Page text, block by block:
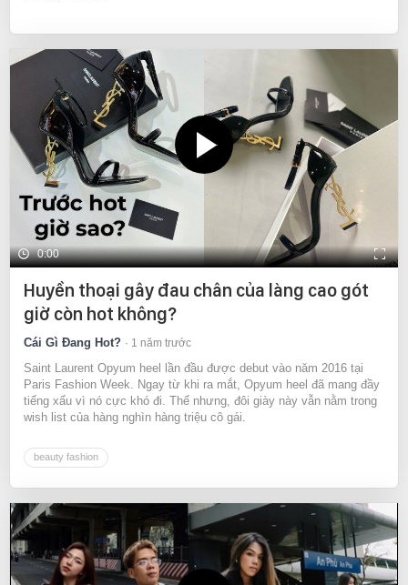
0:00
Huyền thoại gây đau chân của làng cao gót
giờ còn hot không?
Cái Gì Đang Hot? 1 năm trước
Saint Laurent Opyum heel lần đầu được debut vào năm 2016 tại
Paris Fashion Week. Ngay từ khi ra mắt, Opyum heel đã mang đầy
tiếng xấu vì nó cực khó đi. Thế nhưng, đôi giày này vẫn nằm trong
wish list của hàng nghìn hàng triệu cô gái.
beauty fashion